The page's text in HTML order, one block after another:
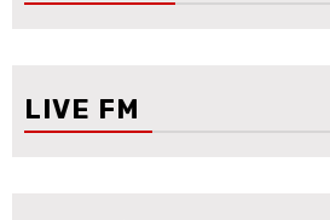
LIVE FM